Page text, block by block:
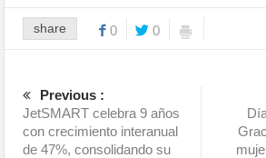
share 0 0
Previous :
JetSMART celebra 9 años
con crecimiento interanual
de 47%, consolidando su